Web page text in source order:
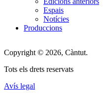
Espais
Notícies
Produccions
Copyright © 2026, Càntut.
Tots els drets reservats
Avís legal